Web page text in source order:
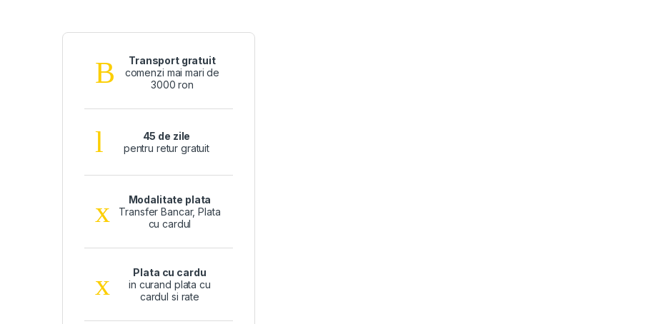
Transport gratuit
comenzi mai mari de
3000 ron
45 de zile
pentru retur gratuit
Modalitate plata
Transfer Bancar, Plata
cu cardul
Plata cu cardu
in curand plata cu
cardul si rate